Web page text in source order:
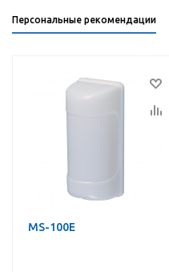
Персональные рекомендации
MS-100E